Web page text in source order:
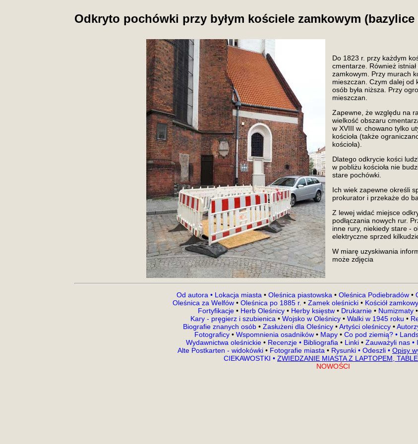
Odkryto pochówki przy byłym kościele zamkowym
Do 1823 r. przy każdym
cmentarze. Również
zamkowym. Przy murach
mieszczan. Czym dalej od
osób była niższa. Przy
mieszczan.
Zapewne, że względu na
wielkość obszaru
w XVIII w. chowano tylko
kościoła (także
kościoła).
Dlatego odkrycie kości
w pobliżu kościoła nie
stare pochówki.
Ich wiek zapewne określi
prokurator i przekaże do
Z lewej widać miejsce
podłączania nowych rur.
inne rury, niekiedy stare -
elektryczne sprzed
W miarę uzyskiwania
może zdjęcia
Od autora • Lokacja miasta • Oleśnica piastowska • Oleśnica Podiebradów•
Oleśnica za Welfów • Oleśnica po 1885 r. • Zamek oleśnicki • Kościół zamkowy
Fortyfikacje •Herb Oleśnicy • Herby księstw• Drukarnie • Numizmaty•
Kary - pręgierz i szubienica • Wojsko w Oleśnicy • Walki w 1945 roku •
Biografie znanych osób • Zasłużeni dla Oleśnicy•Artyści oleśniccy •
Fotograficy • Wspomnienia osadników • Mapy • Co pod ziemią? •
Wydawnictwa oleśnickie • Recenzje • Bibliografia • Linki • Zauważyli nas •
Alte Postkarten - widokówki • Fotografie miasta • Rysunki • Odeszli • Opisy
CIEKAWOSTKI • ZWIEDZANIE MIASTA Z LAPTOPEM,
NOWOŚCI